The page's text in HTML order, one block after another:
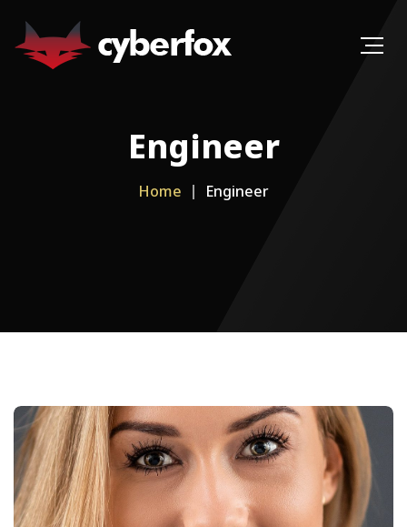
Engineer
Home Engineer